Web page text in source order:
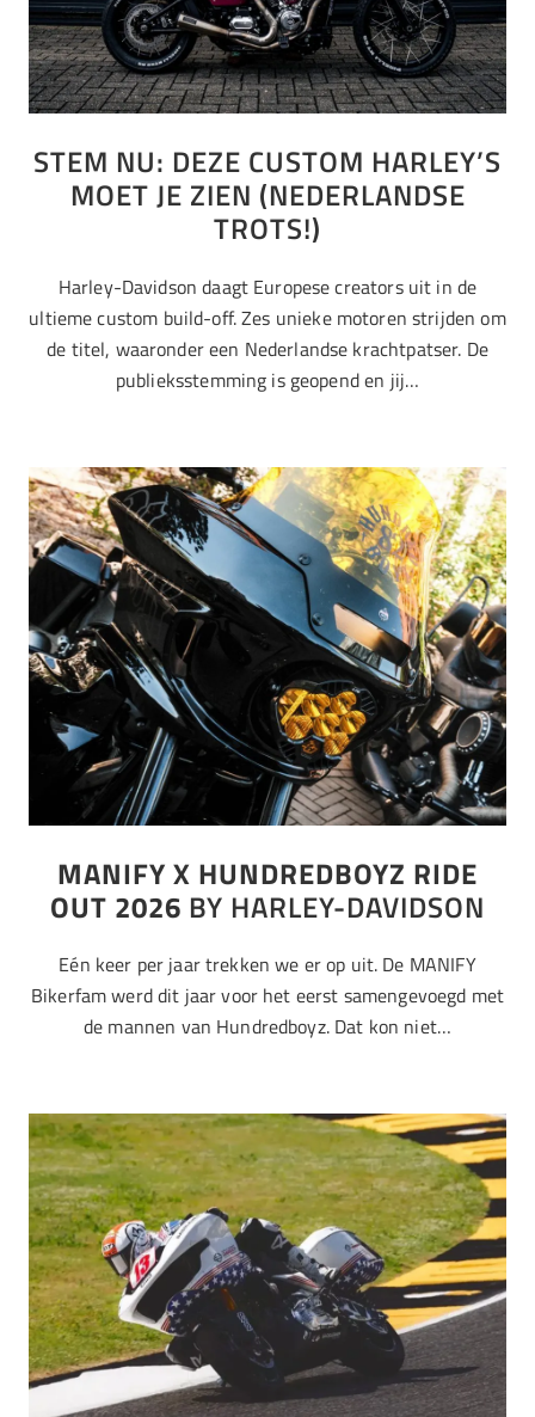
STEM NU: DEZE CUSTOM HARLEY’S
MOET JE ZIEN (NEDERLANDSE
TROTS!)
Harley-Davidson daagt Europese creators uit in de
ultieme custom build-off. Zes unieke motoren strijden om
de titel, waaronder een Nederlandse krachtpatser. De
publieksstemming is geopend en jij…
MANIFY X HUNDREDBOYZ RIDE
OUT 2026 BY HARLEY-DAVIDSON
Eén keer per jaar trekken we er op uit. De MANIFY
Bikerfam werd dit jaar voor het eerst samengevoegd met
de mannen van Hundredboyz. Dat kon niet…